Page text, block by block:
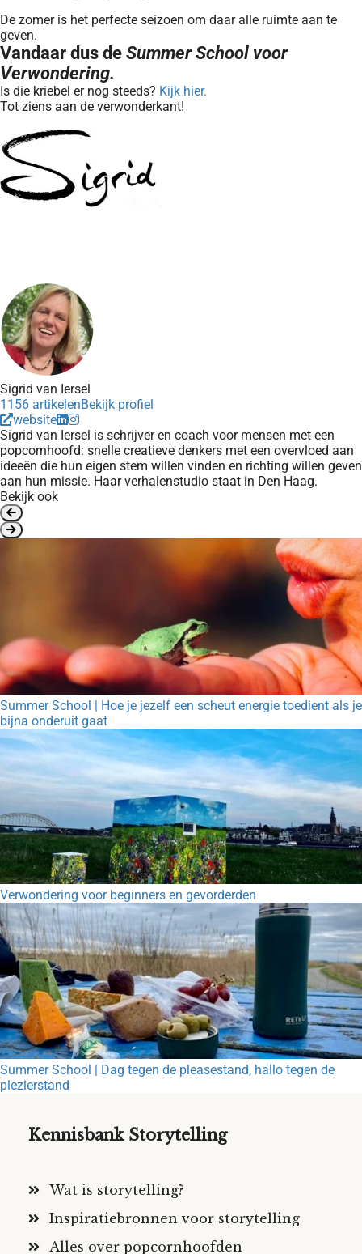
De zomer is het perfecte seizoen om daar alle ruimte aan te
geven.
Vandaar dus de Summer School voor
Verwondering.
Is die kriebel er nog steeds? Kijk hier.
Tot ziens aan de verwonderkant!
Sigrid van Iersel
1156 artikelenBekijk profiel
website
Sigrid van Iersel is schrijver en coach voor mensen met een
popcornhoofd: snelle creatieve denkers met een overvloed aan
ideeën die hun eigen stem willen vinden en richting willen geven
aan hun missie. Haar verhalenstudio staat in Den Haag.
Bekijk ook
Summer School | Hoe je jezelf een scheut energie toedient als je
bijna onderuit gaat
Verwondering voor beginners en gevorderden
Summer School | Dag tegen de pleasestand, hallo tegen de
plezierstand
Kennisbank Storytelling
Wat is storytelling?
Inspiratiebronnen voor storytelling
Alles over popcornhoofden